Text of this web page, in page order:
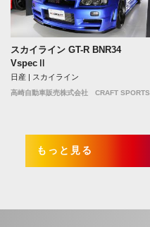
スカイライン GT-R BNR34
VspecⅡ
日産 | スカイライン
高崎自動車販売株式会社 CRAFT SPORTS
もっと見る